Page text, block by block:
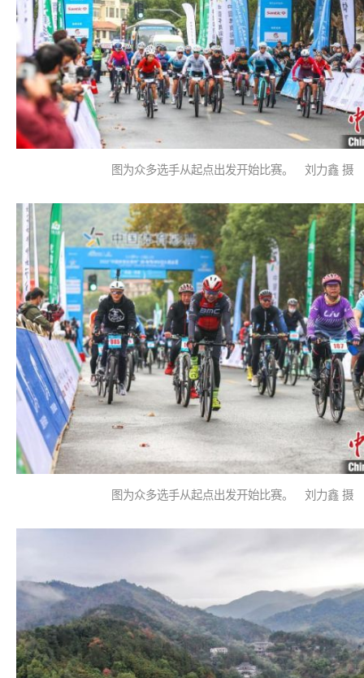
图为众多选手从起点出发开始比赛。 刘力鑫 摄
图为众多选手从起点出发开始比赛。 刘力鑫 摄